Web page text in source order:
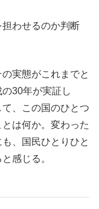
わせるのか判断
実態がこれまでと
30年が実証し
、この国のひとつ
は何か。変わった
、国民ひとりひと
感じる。